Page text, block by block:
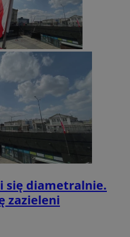
się diametralnie.
zazieleni